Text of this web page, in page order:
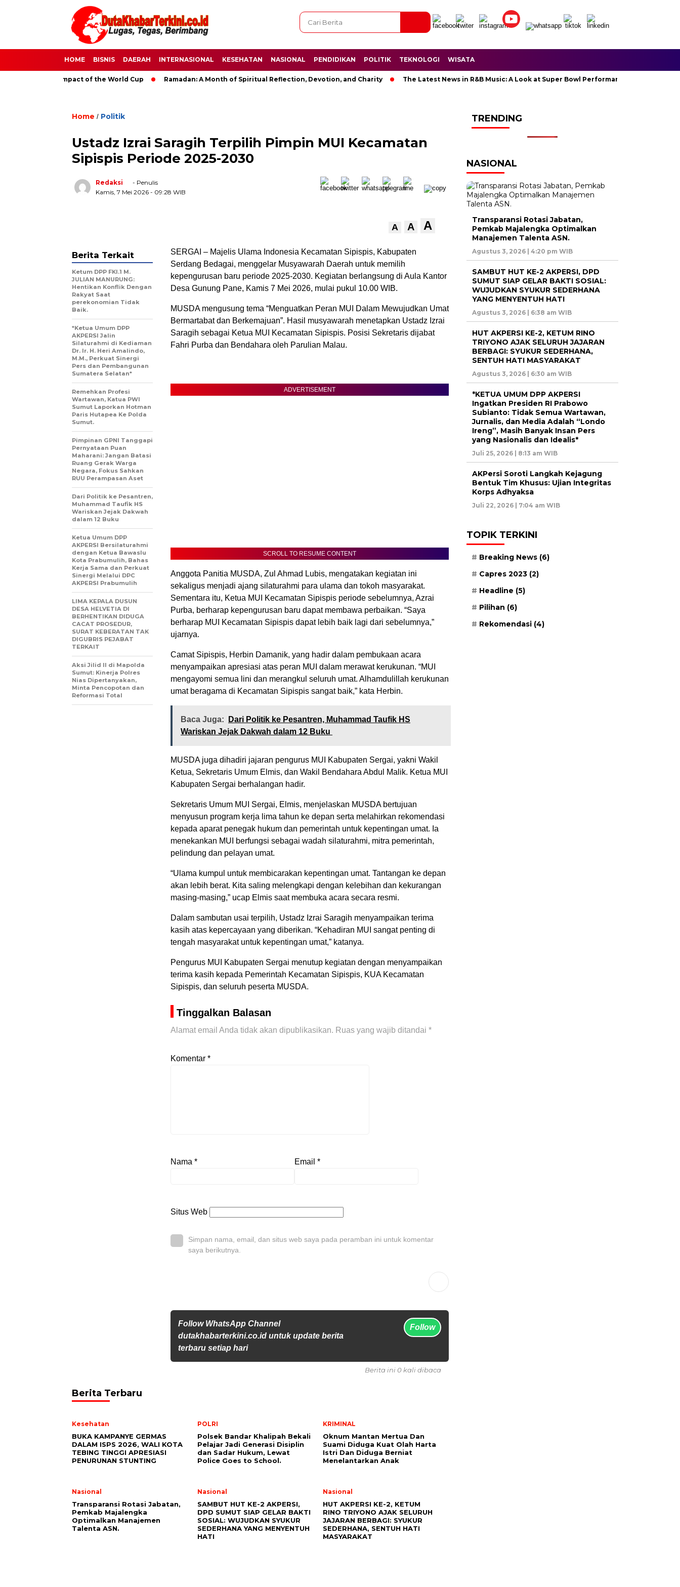
HOME BISNIS DAERAH INTERNASIONAL KESEHATAN NASIONAL PENDIDIKAN POLITIK TEKNOLOGI WISATA
Global Impact of the World Cup Ramadan: A Month of Spiritual Reflection, Devotion, and Charity The Latest News in R&B Music: A Look at Super Bowl Performances, New Albums,
Home / Politik
Ustadz Izrai Saragih Terpilih Pimpin MUI Kecamatan
Sipispis Periode 2025-2030
Redaksi
- Penulis
Kamis, 7 Mei 2026 - 09:28 WIB
A A A
SERGAI – Majelis Ulama Indonesia Kecamatan Sipispis, Kabupaten
Serdang Bedagai, menggelar Musyawarah Daerah untuk memilih
kepengurusan baru periode 2025-2030. Kegiatan berlangsung di Aula Kantor
Desa Gunung Pane, Kamis 7 Mei 2026, mulai pukul 10.00 WIB.
MUSDA mengusung tema “Menguatkan Peran MUI Dalam Mewujudkan Umat
Bermartabat dan Berkemajuan”. Hasil musyawarah menetapkan Ustadz Izrai
Saragih sebagai Ketua MUI Kecamatan Sipispis. Posisi Sekretaris dijabat
Fahri Purba dan Bendahara oleh Parulian Malau.
ADVERTISEMENT
SCROLL TO RESUME CONTENT
Anggota Panitia MUSDA, Zul Ahmad Lubis, mengatakan kegiatan ini
sekaligus menjadi ajang silaturahmi para ulama dan tokoh masyarakat.
Sementara itu, Ketua MUI Kecamatan Sipispis periode sebelumnya, Azrai
Purba, berharap kepengurusan baru dapat membawa perbaikan. “Saya
berharap MUI Kecamatan Sipispis dapat lebih baik lagi dari sebelumnya,”
ujarnya.
Camat Sipispis, Herbin Damanik, yang hadir dalam pembukaan acara
menyampaikan apresiasi atas peran MUI dalam merawat kerukunan. “MUI
mengayomi semua lini dan merangkul seluruh umat. Alhamdulillah kerukunan
umat beragama di Kecamatan Sipispis sangat baik,” kata Herbin.
Baca Juga:
Dari Politik ke Pesantren, Muhammad Taufik HS
Wariskan Jejak Dakwah dalam 12 Buku ‎
MUSDA juga dihadiri jajaran pengurus MUI Kabupaten Sergai, yakni Wakil
Ketua, Sekretaris Umum Elmis, dan Wakil Bendahara Abdul Malik. Ketua MUI
Kabupaten Sergai berhalangan hadir.
Sekretaris Umum MUI Sergai, Elmis, menjelaskan MUSDA bertujuan
menyusun program kerja lima tahun ke depan serta melahirkan rekomendasi
kepada aparat penegak hukum dan pemerintah untuk kepentingan umat. Ia
menekankan MUI berfungsi sebagai wadah silaturahmi, mitra pemerintah,
pelindung dan pelayan umat.
“Ulama kumpul untuk membicarakan kepentingan umat. Tantangan ke depan
akan lebih berat. Kita saling melengkapi dengan kelebihan dan kekurangan
masing-masing,” ucap Elmis saat membuka acara secara resmi.
Dalam sambutan usai terpilih, Ustadz Izrai Saragih menyampaikan terima
kasih atas kepercayaan yang diberikan. “Kehadiran MUI sangat penting di
tengah masyarakat untuk kepentingan umat,” katanya.
Pengurus MUI Kabupaten Sergai menutup kegiatan dengan menyampaikan
terima kasih kepada Pemerintah Kecamatan Sipispis, KUA Kecamatan
Sipispis, dan seluruh peserta MUSDA.
Tinggalkan Balasan
Alamat email Anda tidak akan dipublikasikan. Ruas yang wajib ditandai *
Komentar *
Nama * Email *
Situs Web
Simpan nama, email, dan situs web saya pada peramban ini untuk komentar
saya berikutnya.
Follow WhatsApp Channel
dutakhabarterkini.co.id untuk update berita
terbaru setiap hari
Follow
Berita Terkait
Ketum DPP FKI.1 M.
JULIAN MANURUNG:
Hentikan Konflik Dengan
Rakyat Saat
perekonomian Tidak
Baik.
*Ketua Umum DPP
AKPERSI Jalin
Silaturahmi di Kediaman
Dr. Ir. H. Heri Amalindo,
M.M., Perkuat Sinergi
Pers dan Pembangunan
Sumatera Selatan*
Remehkan Profesi
Wartawan, Katua PWI
Sumut Laporkan Hotman
Paris Hutapea Ke Polda
Sumut.
Pimpinan GPNI Tanggapi
Pernyataan Puan
Maharani: Jangan Batasi
Ruang Gerak Warga
Negara, Fokus Sahkan
RUU Perampasan Aset
Dari Politik ke Pesantren,
Muhammad Taufik HS
Wariskan Jejak Dakwah
dalam 12 Buku ‎
Ketua Umum DPP
AKPERSI Bersilaturahmi
dengan Ketua Bawaslu
Kota Prabumulih, Bahas
Kerja Sama dan Perkuat
Sinergi Melalui DPC
AKPERSI Prabumulih
LIMA KEPALA DUSUN
DESA HELVETIA DI
BERHENTIKAN DIDUGA
CACAT PROSEDUR,
SURAT KEBERATAN TAK
DIGUBRIS PEJABAT
TERKAIT
Aksi Jilid II di Mapolda
Sumut: Kinerja Polres
Nias Dipertanyakan,
Minta Pencopotan dan
Reformasi Total
Berita ini 0 kali dibaca
Berita Terbaru
Kesehatan
BUKA KAMPANYE GERMAS
DALAM ISPS 2026, WALI KOTA
TEBING TINGGI APRESIASI
PENURUNAN STUNTING
POLRI
Polsek Bandar Khalipah Bekali
Pelajar Jadi Generasi Disiplin
dan Sadar Hukum, Lewat
Police Goes to School.
KRIMINAL
Oknum Mantan Mertua Dan
Suami Diduga Kuat Olah Harta
Istri Dan Diduga Berniat
Menelantarkan Anak
Nasional
Transparansi Rotasi Jabatan,
Pemkab Majalengka
Optimalkan Manajemen
Talenta ASN.
Nasional
SAMBUT HUT KE-2 AKPERSI,
DPD SUMUT SIAP GELAR BAKTI
SOSIAL: WUJUDKAN SYUKUR
SEDERHANA YANG MENYENTUH
HATI
Nasional
HUT AKPERSI KE-2, KETUM
RINO TRIYONO AJAK SELURUH
JAJARAN BERBAGI: SYUKUR
SEDERHANA, SENTUH HATI
MASYARAKAT
TRENDING
NASIONAL
Transparansi Rotasi Jabatan,
Pemkab Majalengka Optimalkan
Manajemen Talenta ASN.
Agustus 3, 2026 | 4:20 pm WIB
SAMBUT HUT KE-2 AKPERSI, DPD
SUMUT SIAP GELAR BAKTI SOSIAL:
WUJUDKAN SYUKUR SEDERHANA
YANG MENYENTUH HATI
Agustus 3, 2026 | 6:38 am WIB
HUT AKPERSI KE-2, KETUM RINO
TRIYONO AJAK SELURUH JAJARAN
BERBAGI: SYUKUR SEDERHANA,
SENTUH HATI MASYARAKAT
Agustus 3, 2026 | 6:30 am WIB
*KETUA UMUM DPP AKPERSI
Ingatkan Presiden RI Prabowo
Subianto: Tidak Semua Wartawan,
Jurnalis, dan Media Adalah “Londo
Ireng”, Masih Banyak Insan Pers
yang Nasionalis dan Idealis*
Juli 25, 2026 | 8:13 am WIB
AKPersi Soroti Langkah Kejagung
Bentuk Tim Khusus: Ujian Integritas
Korps Adhyaksa
Juli 22, 2026 | 7:04 am WIB
TOPIK TERKINI
Breaking News (6)
Capres 2023 (2)
Headline (5)
Pilihan (6)
Rekomendasi (4)